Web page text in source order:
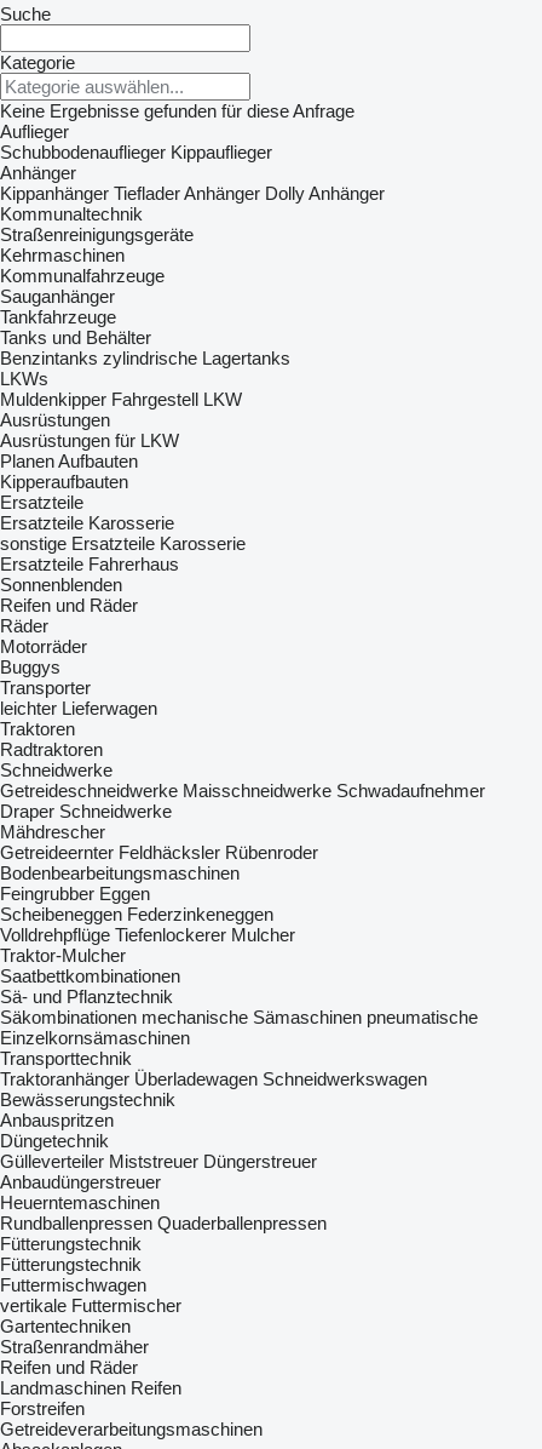
Suche
Kategorie
Keine Ergebnisse gefunden für diese Anfrage
Auflieger
Schubbodenauflieger Kippauflieger
Anhänger
Kippanhänger Tieflader Anhänger Dolly Anhänger
Kommunaltechnik
Straßenreinigungsgeräte
Kehrmaschinen
Kommunalfahrzeuge
Sauganhänger
Tankfahrzeuge
Tanks und Behälter
Benzintanks zylindrische Lagertanks
LKWs
Muldenkipper Fahrgestell LKW
Ausrüstungen
Ausrüstungen für LKW
PlanenAufbauten
Kipperaufbauten
Ersatzteile
Ersatzteile Karosserie
sonstige Ersatzteile Karosserie
Ersatzteile Fahrerhaus
Sonnenblenden
Reifen und Räder
Räder
Motorräder
Buggys
Transporter
leichter Lieferwagen
Traktoren
Radtraktoren
Schneidwerke
Getreideschneidwerke Maisschneidwerke Schwadaufnehmer
Draper Schneidwerke
Mähdrescher
Getreideernter Feldhäcksler Rübenroder
Bodenbearbeitungsmaschinen
Feingrubber Eggen
Scheibeneggen Federzinkeneggen
Volldrehpflüge Tiefenlockerer Mulcher
Traktor-Mulcher
Saatbettkombinationen
Sä- und Pflanztechnik
Säkombinationen mechanische Sämaschinen pneumatische
Einzelkornsämaschinen
Transporttechnik
Traktoranhänger Überladewagen Schneidwerkswagen
Bewässerungstechnik
Anbauspritzen
Düngetechnik
Gülleverteiler Miststreuer Düngerstreuer
Anbaudüngerstreuer
Heuerntemaschinen
Rundballenpressen Quaderballenpressen
Fütterungstechnik
Fütterungstechnik
Futtermischwagen
vertikale Futtermischer
Gartentechniken
Straßenrandmäher
Reifen und Räder
Landmaschinen Reifen
Forstreifen
Getreideverarbeitungsmaschinen